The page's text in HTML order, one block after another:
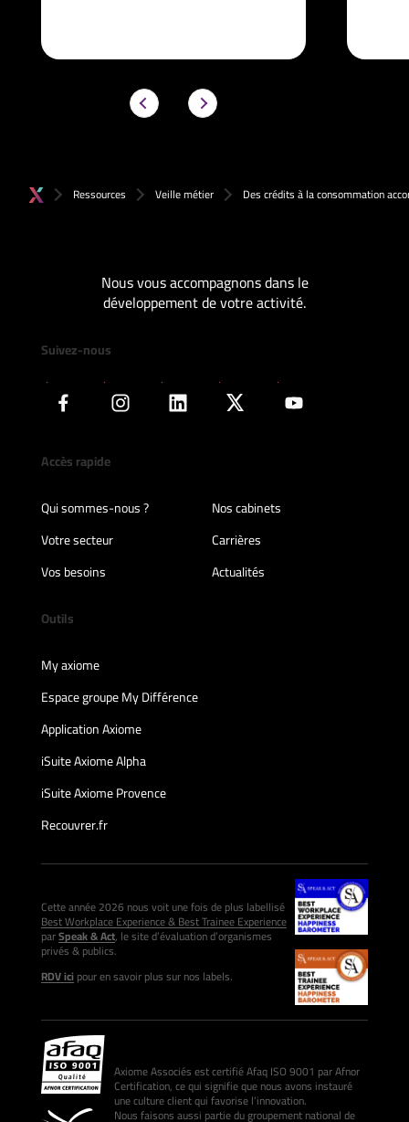
Ressources Veille métier Des crédits à la consommation
Nous vous accompagnons dans le
développement de votre activité.
Suivez-nous
Accès rapide
Qui sommes-nous ?
Nos cabinets
Votre secteur
Carrières
Vos besoins
Actualités
Outils
My axiome
Espace groupe My Différence
Application Axiome
iSuite Axiome Alpha
iSuite Axiome Provence
Recouvrer.fr
Cette année 2026 nous voit une fois de plus labellisé
Best Workplace Experience & Best Trainee Experience
parSpeak & Act, le site d’évaluation d’organismes
privés & publics.
RDV icipour en savoir plus sur nos labels.
Axiome Associés est certifié Afaq ISO 9001 par Afnor
Certification, ce qui signifie que nous avons instauré
une culture client qui favorise l’innovation.
Nous faisons aussi partie du groupement national de